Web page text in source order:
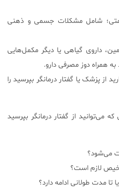
شامل مشکلات جسمی و ذهنی
داروی گیاهی یا دیگر مکمل‌هایی
همراه دوز مصرفی دارو.
پزشک یا گفتار درمانگر بپرسید را
می‌توانید از گفتار درمانگر بپرسید
می‌شود؟
لازم است؟
مدت طولانی ادامه دارد؟